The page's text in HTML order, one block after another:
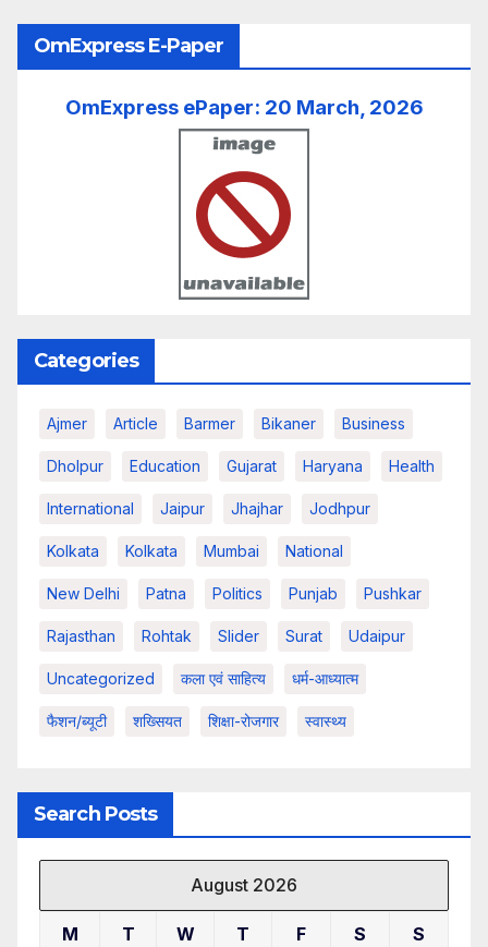
OmExpress E-Paper
OmExpress ePaper: 20 March, 2026
Categories
Ajmer Article Barmer Bikaner Business
Dholpur Education Gujarat Haryana Health
International Jaipur Jhajhar Jodhpur
Kolkata Kolkata Mumbai National
New Delhi Patna Politics Punjab Pushkar
Rajasthan Rohtak Slider Surat Udaipur
Uncategorized कला एवं साहित्य धर्म-आध्यात्म
फैशन/ब्यूटी शख्सियत शिक्षा-रोजगार स्वास्थ्य
Search Posts
August 2026
M T W T F S S